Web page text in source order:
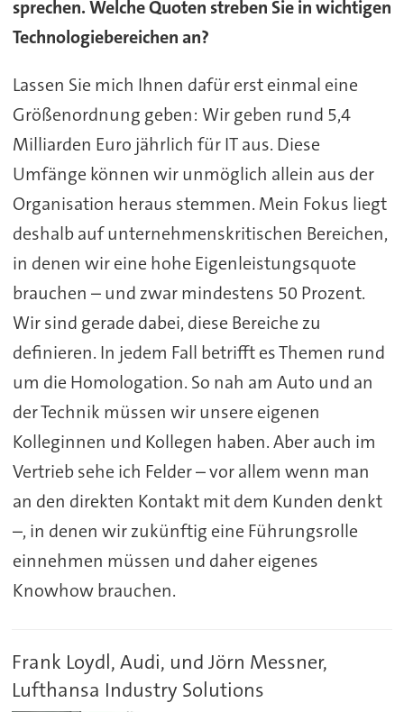
sprechen. Welche Quoten streben Sie in wichtigen
Technologiebereichen an?
Lassen Sie mich Ihnen dafür erst einmal eine
Größenordnung geben: Wir geben rund 5,4
Milliarden Euro jährlich für IT aus. Diese
Umfänge können wir unmöglich allein aus der
Organisation heraus stemmen. Mein Fokus liegt
deshalb auf unternehmenskritischen Bereichen,
in denen wir eine hohe Eigenleistungsquote
brauchen – und zwar mindestens 50 Prozent.
Wir sind gerade dabei, diese Bereiche zu
definieren. In jedem Fall betrifft es Themen rund
um die Homologation. So nah am Auto und an
der Technik müssen wir unsere eigenen
Kolleginnen und Kollegen haben. Aber auch im
Vertrieb sehe ich Felder – vor allem wenn man
an den direkten Kontakt mit dem Kunden denkt
–, in denen wir zukünftig eine Führungsrolle
einnehmen müssen und daher eigenes
Knowhow brauchen.
Frank Loydl, Audi, und Jörn Messner,
Lufthansa Industry Solutions